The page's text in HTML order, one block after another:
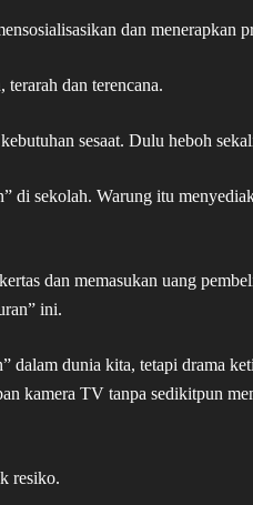
dan
dan terencana.
sesaat. Dulu heboh
di sekolah. Warung itu
dan memasukan uang
ini.
dalam dunia kita, tetapi drama
kamera TV tanpa sedikitpun
resiko.